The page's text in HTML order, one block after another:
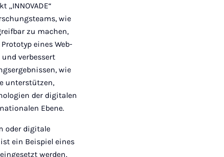
wie
zu machen,
eines Web-
verbessert
wie
unterstützen,
der digitalen
Ebene.
oder digitale
ein Beispiel eines
werden,